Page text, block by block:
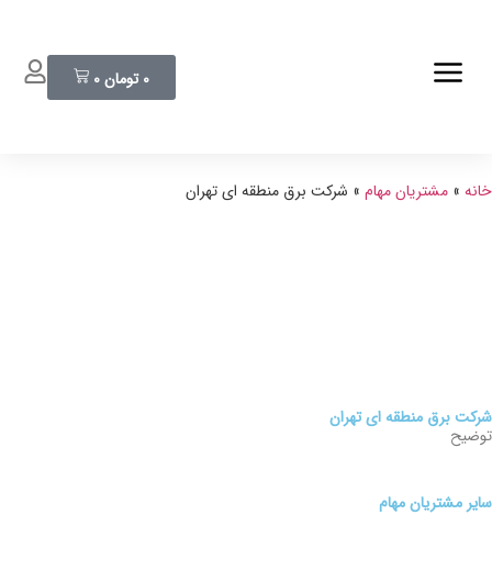
0 تومان0
خانه » مشتریان مهام » شرکت برق منطقه ای تهران
شرکت برق منطقه ای تهران
توضیح
سایر مشتریان مهام